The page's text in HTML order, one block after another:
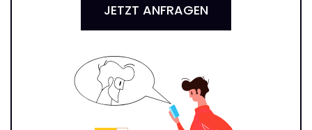
JETZT ANFRAGEN